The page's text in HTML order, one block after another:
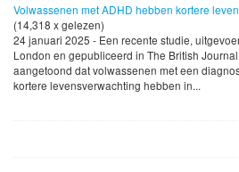
Volwassenen met ADHD hebben kortere
(14,318 x gelezen)
24 januari 2025 - Een recente studie,
London en gepubliceerd in The British
aangetoond dat volwassenen met een
kortere levensverwachting hebben in...